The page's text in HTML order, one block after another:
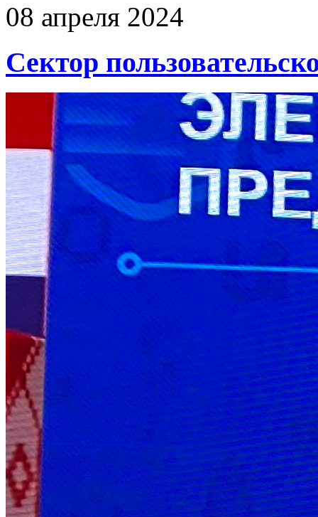
08 апреля 2024
Сектор